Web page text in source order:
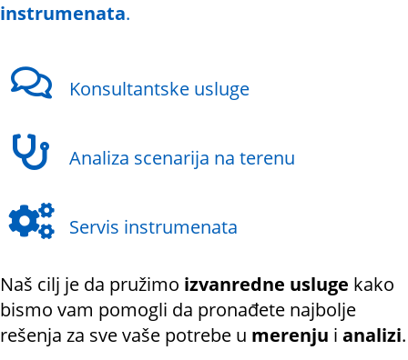
instrumenata.
Konsultantske usluge
Analiza scenarija na terenu
Servis instrumenata
Naš cilj je da pružimo izvanredne usluge kako
bismo vam pomogli da pronađete najbolje
rešenja za sve vaše potrebe u merenju i analizi.